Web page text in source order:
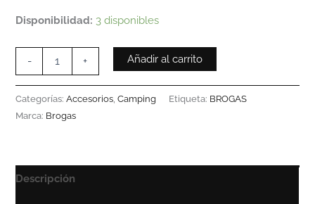
Disponibilidad: 3 disponibles
- + Añadir al carrito
Categorías:Accesorios ,Camping Etiqueta: BROGAS
Marca: Brogas
Descripción